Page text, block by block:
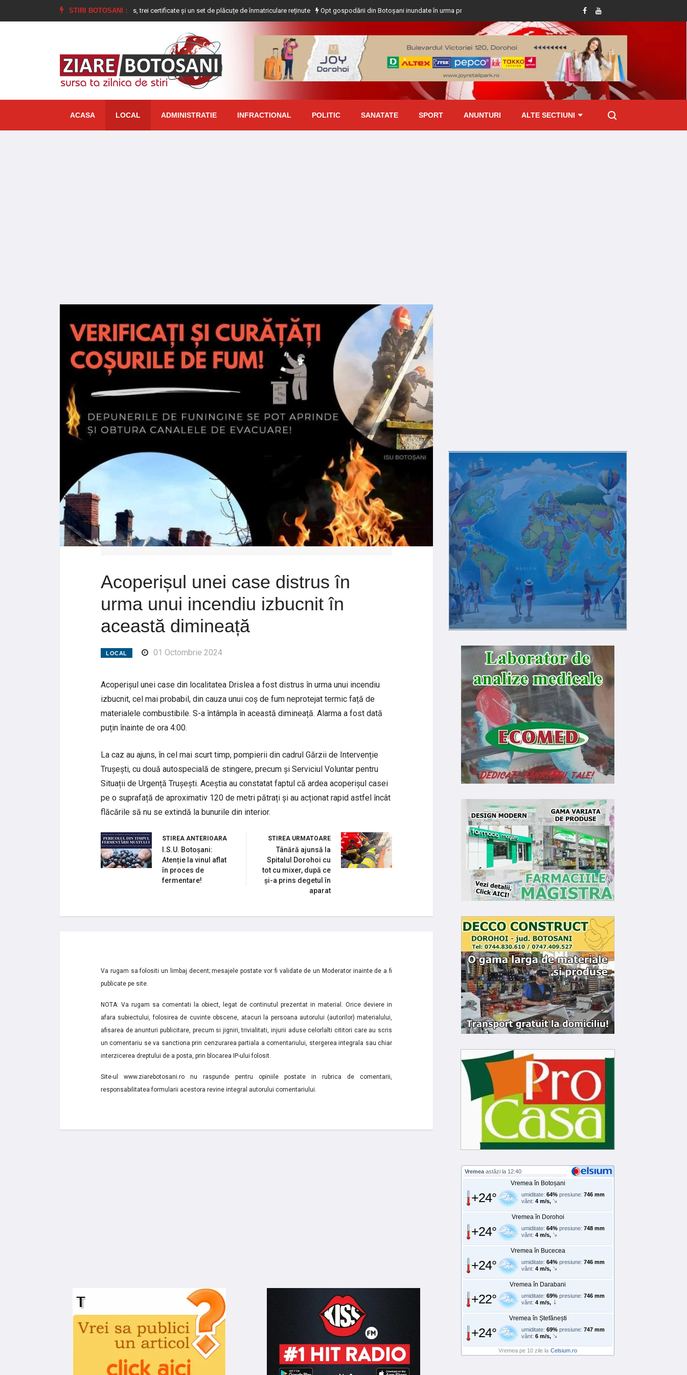
STIRI BOTOSANI :
polițiștilor la Dorohoi: un permis, trei certificate și un set de plăcuțe de înmatriculare reținute Opt gospodării din Botoșani inundate în urma precipitațiilor abundente din ultimele ore Tânăr reținut de polițiști după ce i-a furat
ACASA LOCAL ADMINISTRATIE INFRACTIONAL POLITIC SANATATE SPORT ANUNTURI ALTE SECTIUNI
Acoperișul unei case distrus în
urma unui incendiu izbucnit în
această dimineață
LOCAL 01 Octombrie 2024
Acoperișul unei case din localitatea Drislea a fost distrus în urma unui incendiu
izbucnit, cel mai probabil, din cauza unui coș de fum neprotejat termic față de
materialele combustibile. S-a întâmpla în această dimineață. Alarma a fost dată
puțin înainte de ora 4:00.
La caz au ajuns, în cel mai scurt timp, pompierii din cadrul Gărzii de Intervenție
Trușești, cu două autospecială de stingere, precum și Serviciul Voluntar pentru
Situații de Urgență Trușești. Aceștia au constatat faptul că ardea acoperișul casei
pe o suprafață de aproximativ 120 de metri pătrați și au acționat rapid astfel încât
flăcările să nu se extindă la bunurile din interior.
STIREA ANTERIOARA
I.S.U. Botoșani:
Atenție la vinul aflat
în proces de
fermentare!
STIREA URMATOARE
Tânără ajunsă la
Spitalul Dorohoi cu
tot cu mixer, după ce
și-a prins degetul în
aparat
Va rugam sa folositi un limbaj decent; mesajele postate vor fi validate de un Moderator inainte de a fi
publicate pe site.
NOTA: Va rugam sa comentati la obiect, legat de continutul prezentat in material. Orice deviere in
afara subiectului, folosirea de cuvinte obscene, atacuri la persoana autorului (autorilor) materialului,
afisarea de anunturi publicitare, precum si jigniri, trivialitati, injurii aduse celorlalti cititori care au scris
un comentariu se va sanctiona prin cenzurarea partiala a comentariului, stergerea integrala sau chiar
interzicerea dreptului de a posta, prin blocarea IP-ului folosit.
Site-ul www.ziarebotosani.ro nu raspunde pentru opiniile postate in rubrica de comentarii,
responsabilitatea formularii acestora revine integral autorului comentariului.
Vremea astăzi la 12:40
Vremea în Botoșani
+24° umiditate: 64% presiune: 746 mm
vânt: 4 m/s,
Vremea în Dorohoi
+24° umiditate: 64% presiune: 748 mm
vânt: 4 m/s,
Vremea în Bucecea
+24° umiditate: 64% presiune: 746 mm
vânt: 4 m/s,
Vremea în Darabani
+22° umiditate: 69% presiune: 746 mm
vânt: 4 m/s,
Vremea în Ștefănești
+24° umiditate: 69% presiune: 747 mm
vânt: 6 m/s,
Vremea pe 10 zile la Celsium.ro